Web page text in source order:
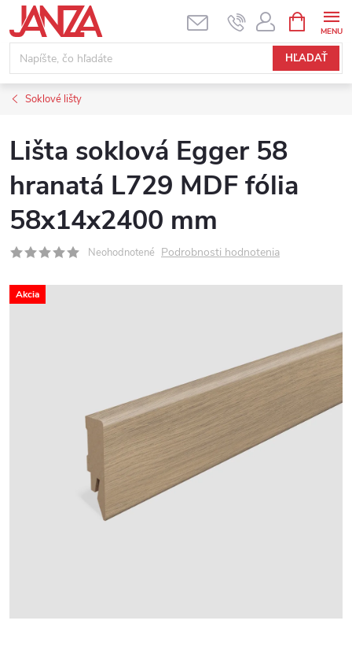
Prejsť na obsah
HĽADAŤ
Soklové lišty
Lišta soklová Egger 58
hranatá L729 MDF fólia
58x14x2400 mm
Neohodnotené Podrobnosti hodnotenia
Akcia